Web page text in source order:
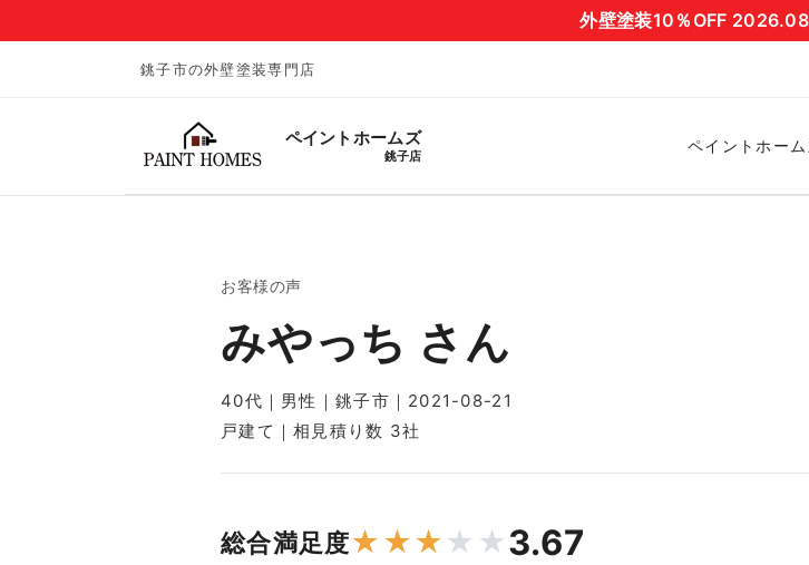
外壁塗装10％OFF
銚子市の外壁塗装専門店
ペイントホームズ
銚子店
ペイントホーム
お客様の声
みやっち さん
40代｜男性｜銚子市｜2021-08-21
戸建て｜相見積り数 3社
総合満足度★ ★★★ ★3.67